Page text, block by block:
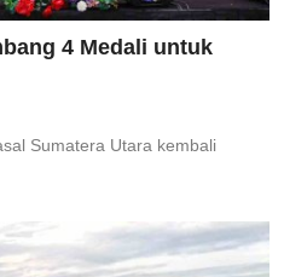
4 Medali untuk
Sumatera Utara kembali